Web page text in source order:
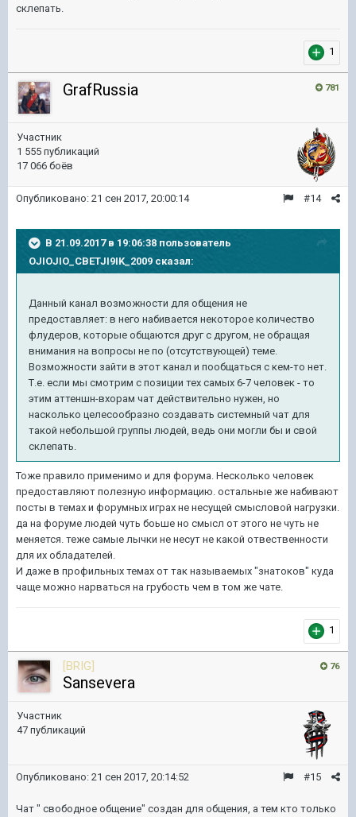
склепать.
1
781
GrafRussia
Участник
1 555 публикаций
17 066 боёв
#14
Опубликовано: 21 сен 2017, 20:00:14
В 21.09.2017 в 19:06:38 пользователь
OJIOJIO_CBETJI9IK_2009 сказал:
Данный канал возможности для общения не
предоставляет: в него набивается некоторое количество
флудеров, которые общаются друг с другом, не обращая
внимания на вопросы не по (отсутствующей) теме.
Возможности зайти в этот канал и пообщаться с кем-то нет.
Т.е. если мы смотрим с позиции тех самых 6-7 человек - то
этим аттеншн-вхорам чат действительно нужен, но
насколько целесообразно создавать системный чат для
такой небольшой группы людей, ведь они могли бы и свой
склепать.
Тоже правило применимо и для форума. Несколько человек
предоставляют полезную информацию. остальные же набивают
посты в темах и форумных играх не несущей смысловой нагрузки.
да на форуме людей чуть боьше но смысл от этого не чуть не
меняется. теже самые лычки не несут не какой отвественности
для их обладателей.
И даже в профильных темах от так называемых "знатоков" куда
чаще можно нарваться на грубость чем в том же чате.
1
76
[BRIG]
Sansevera
Участник
47 публикаций
#15
Опубликовано: 21 сен 2017, 20:14:52
Чат " свободное общение" создан для общения, а тем кто только